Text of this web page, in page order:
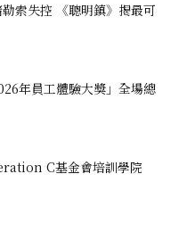
索失控 《聰明鎮》揭最可
年員工體驗大獎」全場總
C基金會培訓學院